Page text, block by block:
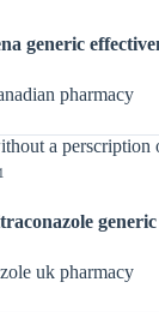
generic
pharmacy
a perscription
uk pharmacy